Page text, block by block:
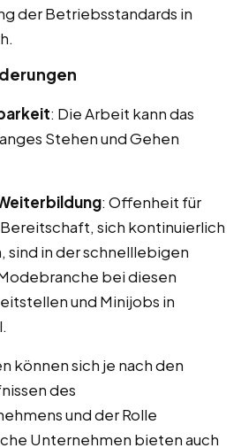
der Betriebsstandards in
: Die Arbeit kann das
Stehen und Gehen
: Offenheit für
sich kontinuierlich
in der schnelllebigen
bei diesen
und Minijobs in
können sich je nach den
des
und der Rolle
Unternehmen bieten auch